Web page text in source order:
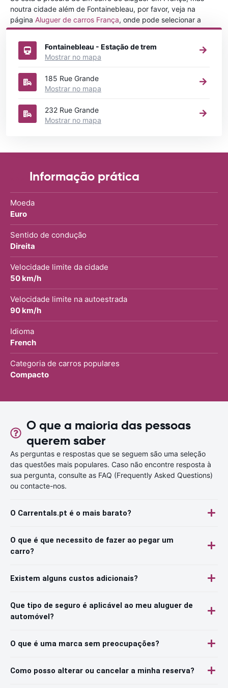
noutra cidade além de Fontainebleau, por favor, veja na
página Aluguer de carros França, onde pode selecionar a
outra cidade em França que gostaria de alugar um carro
Fontainebleau - Estação de trem
Mostrar no mapa
185 Rue Grande
Mostrar no mapa
232 Rue Grande
Mostrar no mapa
Informação prática
Moeda
Euro
Sentido de condução
Direita
Velocidade limite da cidade
50 km/h
Velocidade limite na autoestrada
90 km/h
Idioma
French
Categoria de carros populares
Compacto
O que a maioria das pessoas
querem saber
As perguntas e respostas que se seguem são uma seleção
das questões mais populares. Caso não encontre resposta à
sua pergunta, consulte as FAQ (Frequently Asked Questions)
ou contacte-nos.
O Carrentals.pt é o mais barato?
O que é que necessito de fazer ao pegar um
carro?
Existem alguns custos adicionais?
Que tipo de seguro é aplicável ao meu aluguer de
automóvel?
O que é uma marca sem preocupações?
Como posso alterar ou cancelar a minha reserva?